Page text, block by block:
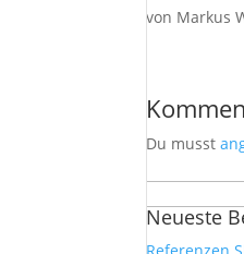
von Markus
Du musst
nach:
Neueste